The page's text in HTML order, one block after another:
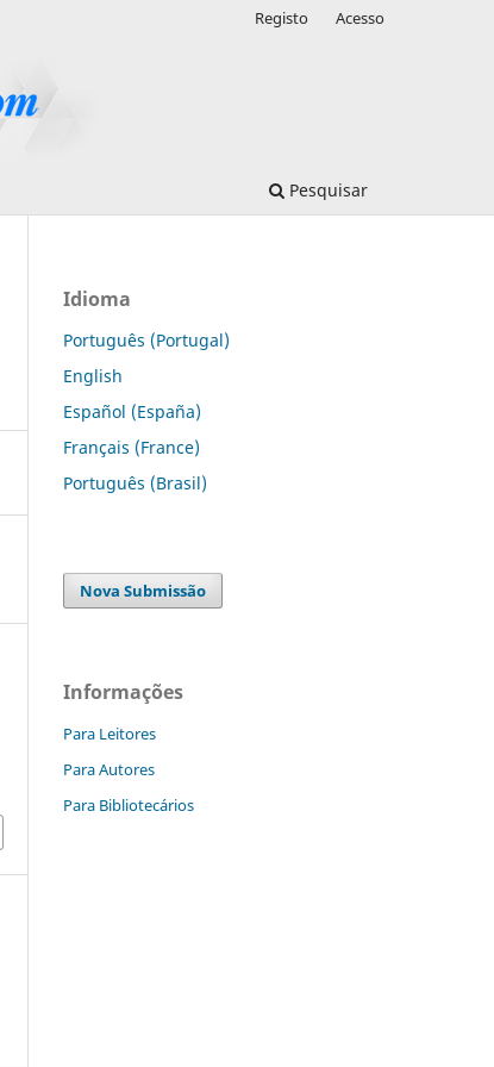
Pesquisar
Registo Acesso
Idioma
Português (Portugal)
English
Español (España)
Français (France)
Português (Brasil)
Nova Submissão
Informações
Para Leitores
Para Autores
Para Bibliotecários